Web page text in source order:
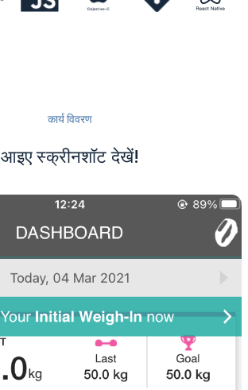
कार्य विवरण
आइए स्क्रीनशॉट देखें!